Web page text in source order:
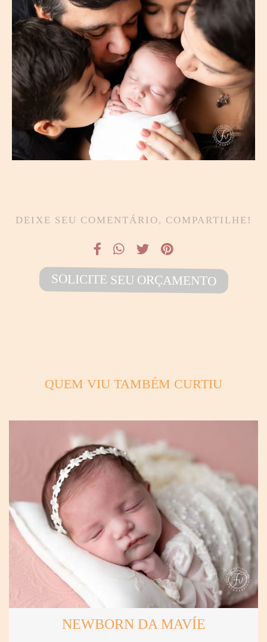
DEIXE SEU COMENTÁRIO, COMPARTILHE!
SOLICITE SEU ORÇAMENTO
QUEM VIU TAMBÉM CURTIU
NEWBORN DA MAVÍE